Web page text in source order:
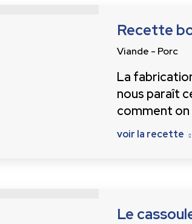
Recette
Viande - Porc
La
nous paraît
comment
voir la recette
Le